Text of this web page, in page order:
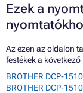
Ezek a
Az ezen az oldalon
festékek a
BROTHER DCP-1510
BROTHER DCP-